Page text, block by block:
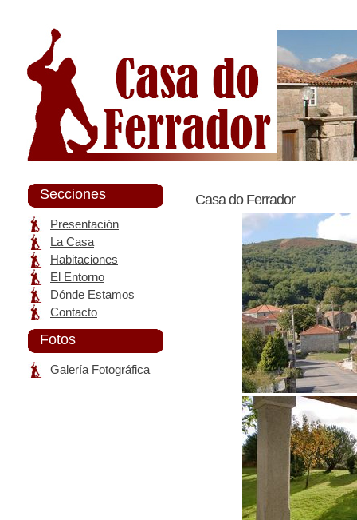
Casa do Ferrador
Secciones
Presentación
La Casa
Habitaciones
El Entorno
Dónde Estamos
Contacto
Fotos
Galería Fotográfica